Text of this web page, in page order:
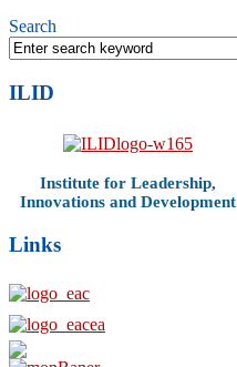
Search
ILID
Institute for Leadership,
Innovations and Development
Links